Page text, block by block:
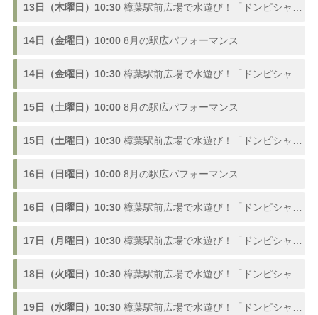
13日（木曜日）10:30 樟葉駅前広場で水遊び！「ドンピシャ！ふんすい広場」熱い夏を楽しむ噴水スポットが登場、参加型の水合戦も開催！8/1〜9/3
14日（金曜日）10:00 8月の駅広パフォーマンス
14日（金曜日）10:30 樟葉駅前広場で水遊び！「ドンピシャ！ふんすい広場」熱い夏を楽しむ噴水スポットが登場、参加型の水合戦も開催！8/1〜9/3
15日（土曜日）10:00 8月の駅広パフォーマンス
15日（土曜日）10:30 樟葉駅前広場で水遊び！「ドンピシャ！ふんすい広場」熱い夏を楽しむ噴水スポットが登場、参加型の水合戦も開催！8/1〜9/3
16日（日曜日）10:00 8月の駅広パフォーマンス
16日（日曜日）10:30 樟葉駅前広場で水遊び！「ドンピシャ！ふんすい広場」熱い夏を楽しむ噴水スポットが登場、参加型の水合戦も開催！8/1〜9/3
17日（月曜日）10:30 樟葉駅前広場で水遊び！「ドンピシャ！ふんすい広場」熱い夏を楽しむ噴水スポットが登場、参加型の水合戦も開催！8/1〜9/3
18日（火曜日）10:30 樟葉駅前広場で水遊び！「ドンピシャ！ふんすい広場」熱い夏を楽しむ噴水スポットが登場、参加型の水合戦も開催！8/1〜9/3
19日（水曜日）10:30 樟葉駅前広場で水遊び！「ドンピシャ！ふんすい広場」熱い夏を楽しむ噴水スポットが登場、参加型の水合戦も開催！8/1〜9/3